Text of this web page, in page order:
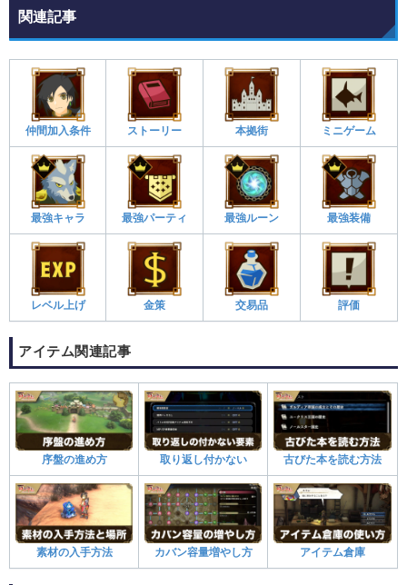
関連記事
仲間加入条件 ストーリー 本拠街 ミニゲーム
最強キャラ 最強パーティ 最強ルーン 最強装備
レベル上げ 金策 交易品 評価
アイテム関連記事
序盤の進め方 取り返し付かない 古びた本を読む方法
素材の入手方法 カバン容量増やし方 アイテム倉庫